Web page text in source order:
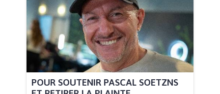
POUR SOUTENIR PASCAL SOETZNS